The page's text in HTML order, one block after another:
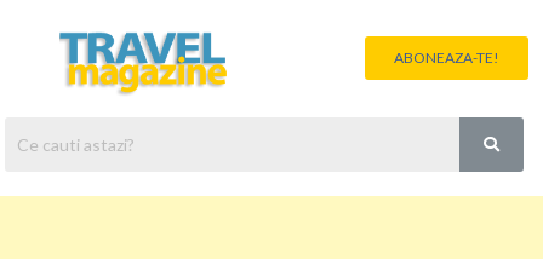
ABONEAZA-TE!